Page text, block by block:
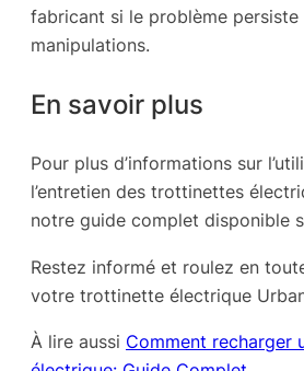
fabricant si le problème persiste
manipulations.
En savoir plus
Pour plus d’informations sur
l’entretien des trottinettes
notre guide complet disponible
Restez informé et roulez en
votre trottinette électrique
À lire aussi Comment recharger